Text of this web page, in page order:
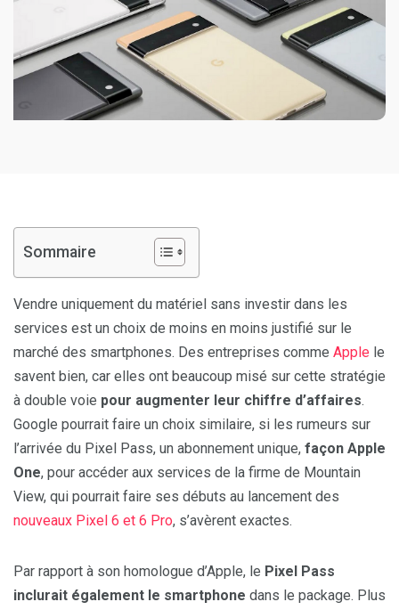
Sommaire
Vendre uniquement du matériel sans investir dans les
services est un choix de moins en moins justifié sur le
marché des smartphones. Des entreprises comme Apple le
savent bien, car elles ont beaucoup misé sur cette stratégie
à double voie pour augmenter leur chiffre d’affaires.
Google pourrait faire un choix similaire, si les rumeurs sur
l’arrivée du Pixel Pass, un abonnement unique, façon Apple
One, pour accéder aux services de la firme de Mountain
View, qui pourrait faire ses débuts au lancement des
nouveaux Pixel 6 et 6 Pro, s’avèrent exactes.
Par rapport à son homologue d’Apple, le Pixel Pass
inclurait également le smartphone dans le package. Plus